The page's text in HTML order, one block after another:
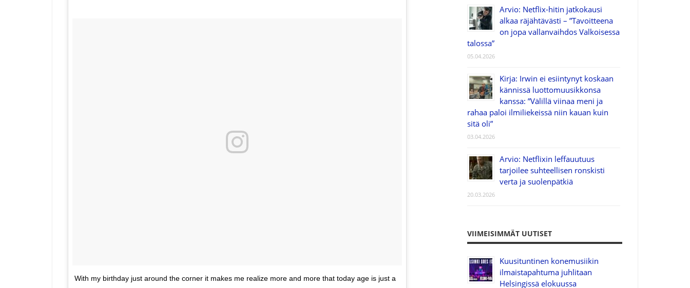
With my birthday just around the corner it makes me realize more and more that today age is just a
Arvio: Netflix-hitin jatkokausi
alkaa räjähtävästi – ”Tavoitteena
on jopa vallanvaihdos Valkoisessa
talossa”
05.04.2026
Kirja: Irwin ei esiintynyt koskaan
kännissä luottomuusikkonsa
kanssa: ”Välillä viinaa meni ja
rahaa paloi ilmiliekeissä niin kauan kuin
sitä oli”
03.04.2026
Arvio: Netflixin leffauutuus
tarjoilee suhteellisen ronskisti
verta ja suolenpätkiä
20.03.2026
VIIMEISIMMÄT UUTISET
Kuusituntinen konemusiikin
ilmaistapahtuma juhlitaan
Helsingissä elokuussa